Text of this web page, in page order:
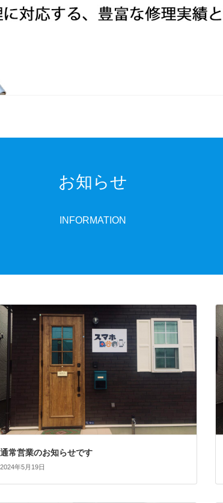
お知らせ
INFORMATION
通常営業のお知らせです
2024年5月19日